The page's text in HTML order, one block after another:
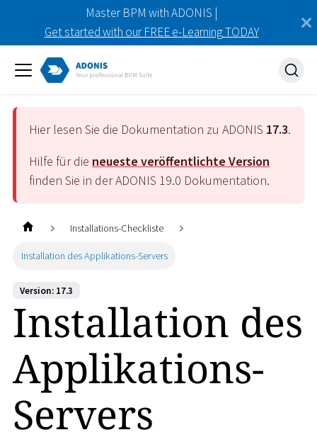
Master BPM with ADONIS |
Get started with our FREE e-Learning TODAY
Hier lesen Sie die Dokumentation zu ADONIS 17.3.
Hilfe für die neueste veröffentlichte Version
finden Sie in der ADONIS 19.0 Dokumentation.
Installations-Checkliste
Installation des Applikations-Servers
Version: 17.3
Installation des
Applikations-
Servers